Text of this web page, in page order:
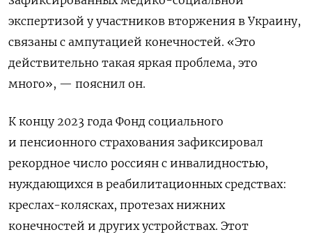
экспертизой у участников вторжения в Украину,
связаны с ампутацией конечностей. «Это
действительно такая яркая проблема, это
много», — пояснил он.
К концу 2023 года Фонд социального
и пенсионного страхования зафиксировал
рекордное число россиян с инвалидностью,
нуждающихся в реабилитационных средствах:
креслах-колясках, протезах нижних
конечностей и других устройствах. Этот